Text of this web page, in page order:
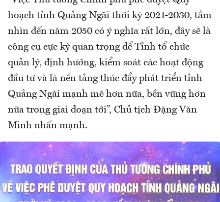
hoạch tỉnh Quảng Ngãi thời kỳ 2021-2030, tầm
nhìn đến năm 2050 có ý nghĩa rất lớn, đây sẽ là
công cụ cực kỳ quan trọng để Tỉnh tổ chức
quản lý, định hướng, kiểm soát các hoạt động
đầu tư và là nền tảng thúc đẩy phát triển tỉnh
Quảng Ngãi mạnh mẽ hơn nữa, bền vững hơn
nữa trong giai đoạn tới”, Chủ tịch Đặng Văn
Minh nhấn mạnh.